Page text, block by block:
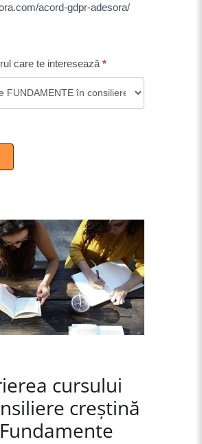
acord-gdpr-adesora/
care te interesează *
cursului
creştină